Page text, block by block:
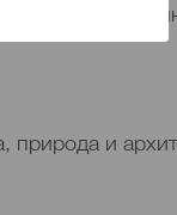
в
природа и